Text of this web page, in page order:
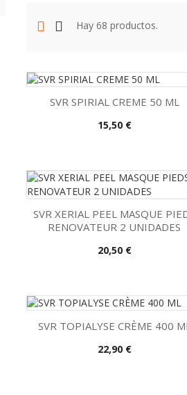
Hay 68 productos.
Vista rápida
SVR SPIRIAL CREME 50 ML
Precio
15,50 €
Vista rápida
SVR XERIAL PEEL MASQUE
RENOVATEUR 2 UNIDADES
Precio
20,50 €
Vista rápida
SVR TOPIALYSE CRÈME 400 ML
Precio
22,90 €